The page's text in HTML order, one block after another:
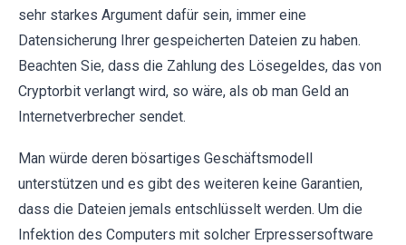
sehr starkes Argument dafür sein, immer eine
Datensicherung Ihrer gespeicherten Dateien zu haben.
Beachten Sie, dass die Zahlung des Lösegeldes, das von
Cryptorbit verlangt wird, so wäre, als ob man Geld an
Internetverbrecher sendet.
Man würde deren bösartiges Geschäftsmodell
unterstützen und es gibt des weiteren keine Garantien,
dass die Dateien jemals entschlüsselt werden. Um die
Infektion des Computers mit solcher Erpressersoftware